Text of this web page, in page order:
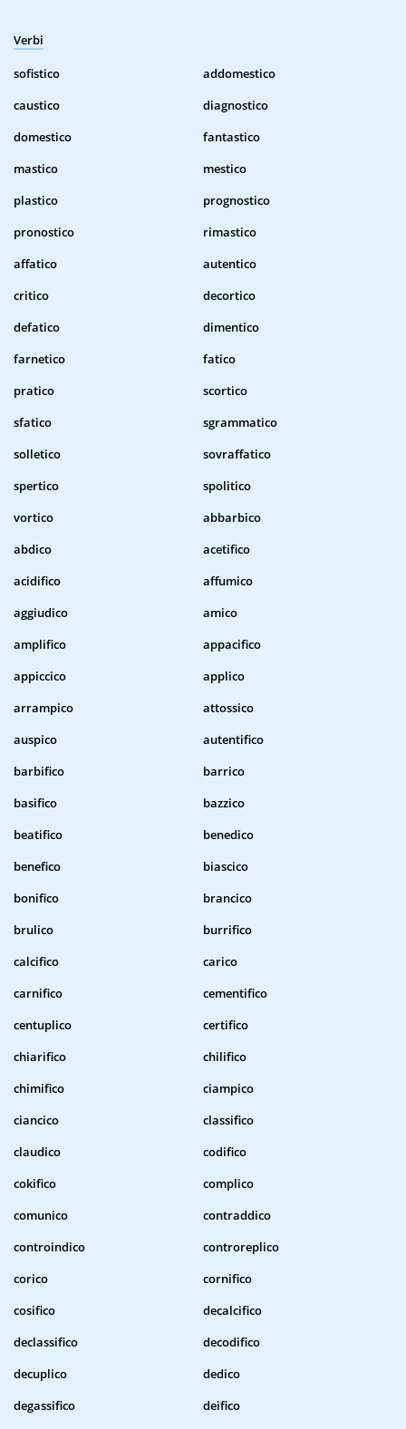
Verbi
sofistico
addomestico
caustico
diagnostico
domestico
fantastico
mastico
mestico
plastico
prognostico
pronostico
rimastico
affatico
autentico
critico
decortico
defatico
dimentico
farnetico
fatico
pratico
scortico
sfatico
sgrammatico
solletico
sovraffatico
spertico
spolitico
vortico
abbarbico
abdico
acetifico
acidifico
affumico
aggiudico
amico
amplifico
appacifico
appiccico
applico
arrampico
attossico
auspico
autentifico
barbifico
barrico
basifico
bazzico
beatifico
benedico
benefico
biascico
bonifico
brancico
brulico
burrifico
calcifico
carico
carnifico
cementifico
centuplico
certifico
chiarifico
chilifico
chimifico
ciampico
ciancico
classifico
claudico
codifico
cokifico
complico
comunico
contraddico
controindico
controreplico
corico
cornifico
cosifico
decalcifico
declassifico
decodifico
decuplico
dedico
degassifico
deifico